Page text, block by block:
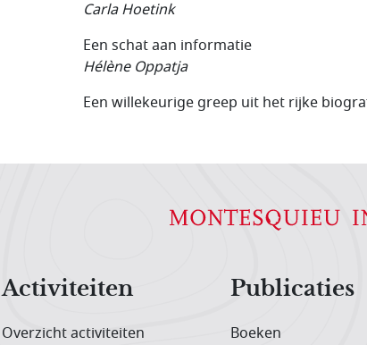
Carla Hoetink
Een schat aan informatie
Hélène Oppatja
Een willekeurige greep uit het rijke
Activiteiten
Overzicht activiteiten
Publicaties
Boeken